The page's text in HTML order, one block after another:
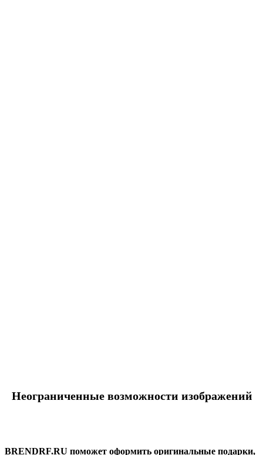
Неограниченные возможности изображений
BRENDRF.RU поможет оформить оригинальные подарки,